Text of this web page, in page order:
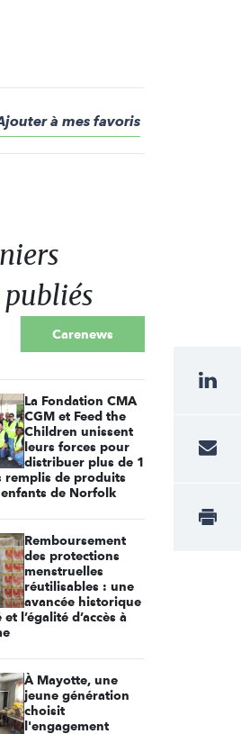
à mes favoris
Carenews
La Fondation CMA
CGM et Feed the
Children unissent
leurs forces pour
distribuer plus de 1
remplis de produits
de Norfolk
Remboursement
des protections
menstruelles
réutilisables : une
avancée historique
l’égalité d’accès à
À Mayotte, une
jeune génération
choisit
l'engagement